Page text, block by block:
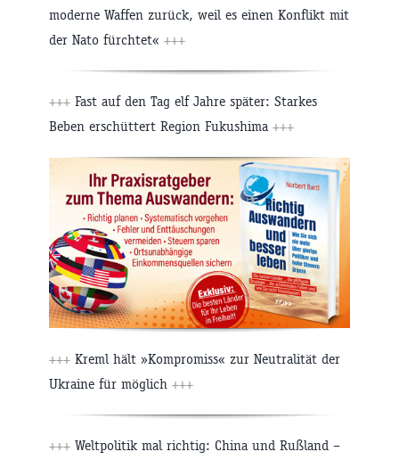
moderne Waffen zurück, weil es einen Konflikt mit
der Nato fürchtet« +++
+++ Fast auf den Tag elf Jahre später: Starkes
Beben erschüttert Region Fukushima +++
+++ Kreml hält »Kompromiss« zur Neutralität der
Ukraine für möglich +++
+++ Weltpolitik mal richtig: China und Rußland –